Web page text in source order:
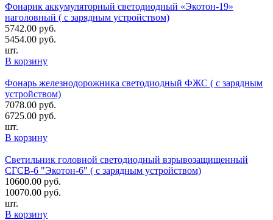
Фонарик аккумуляторный светодиодный «Экотон-19»
наголовный ( с зарядным устройством)
5742.00 руб.
5454.00 руб.
шт.
В корзину
Фонарь железнодорожника светодиодный ФЖС ( с зарядным
устройством)
7078.00 руб.
6725.00 руб.
шт.
В корзину
Светильник головной светодиодный взрывозащищенный
СГСВ-6 "Экотон-6" ( с зарядным устройством)
10600.00 руб.
10070.00 руб.
шт.
В корзину